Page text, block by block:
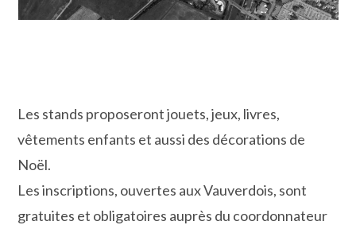
Les stands proposeront jouets, jeux, livres,
vêtements enfants et aussi des décorations de
Noël.
Les inscriptions, ouvertes aux Vauverdois, sont
gratuites et obligatoires auprès du coordonnateur